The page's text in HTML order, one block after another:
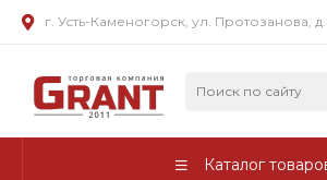
г. Усть-Каменогорск, ул. Протозанова,
Каталог